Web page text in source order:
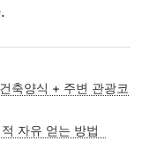
축양식 + 주변 관광코
자유 얻는 방법